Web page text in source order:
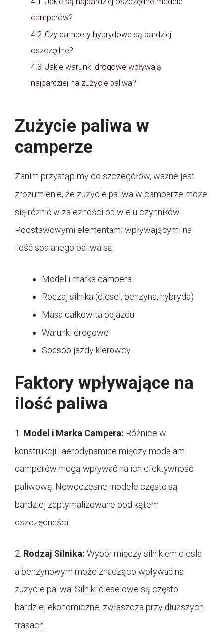
camperów?
4.2 Czy campery hybrydowe są bardziej
oszczędne?
4.3 Jakie warunki drogowe wpływają
najbardziej na zużycie paliwa?
Zużycie paliwa w
camperze
Zanim przystąpimy do szczegółów, ważne jest
zrozumienie, że zużycie paliwa w camperze może
się różnić w zależności od wielu czynników.
Podstawowymi elementami wpływającymi na
ilość spalanego paliwa są:
Model i marka campera
Rodzaj silnika (diesel, benzyna, hybryda)
Masa całkowita pojazdu
Warunki drogowe
Sposób jazdy kierowcy
Faktory wpływające na
ilość paliwa
1. Model i Marka Campera: Różnice w
konstrukcji i aerodynamice między modelami
camperów mogą wpływać na ich efektywność
paliwową. Nowoczesne modele często są
bardziej zoptymalizowane pod kątem
oszczędności.
2. Rodzaj Silnika: Wybór między silnikiem diesla
a benzynowym może znacząco wpływać na
zużycie paliwa. Silniki dieselowe są często
bardziej ekonomiczne, zwłaszcza przy dłuższych
trasach.